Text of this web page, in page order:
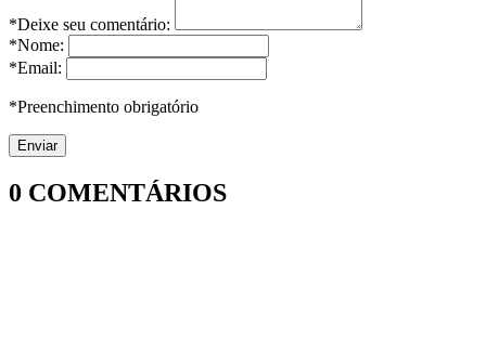
*Deixe seu comentário:
*Nome:
*Email:
*Preenchimento obrigatório
0 COMENTÁRIOS